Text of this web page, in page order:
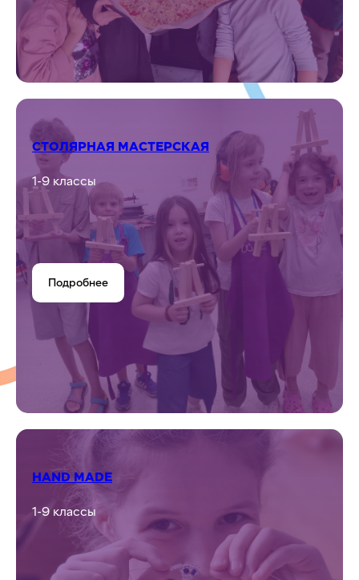
Подробнее
КУЛИНАРИЯ
1-9 классы
Подробнее